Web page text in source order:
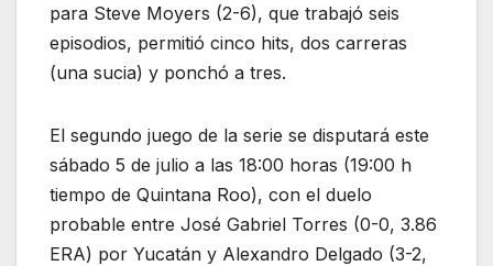
para Steve Moyers (2-6), que trabajó seis
episodios, permitió cinco hits, dos carreras
(una sucia) y ponchó a tres.
El segundo juego de la serie se disputará este
sábado 5 de julio a las 18:00 horas (19:00 h
tiempo de Quintana Roo), con el duelo
probable entre José Gabriel Torres (0-0, 3.86
ERA) por Yucatán y Alexandro Delgado (3-2,